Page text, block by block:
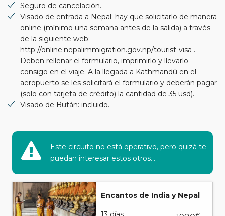
Seguro de cancelación.
Visado de entrada a Nepal: hay que solicitarlo de manera
online (mínimo una semana antes de la salida) a través
de la siguiente web:
http://online.nepalimmigration.gov.np/tourist-visa .
Deben rellenar el formulario, imprimirlo y llevarlo
consigo en el viaje. A la llegada a Kathmandú en el
aeropuerto se les solicitará el formulario y deberán pagar
(solo con tarjeta de crédito) la cantidad de 35 usd).
Visado de Bután: incluido.
Este circuito no está operativo, pero quizá te
puedan interesar estos otros...
Encantos de India y Nepal